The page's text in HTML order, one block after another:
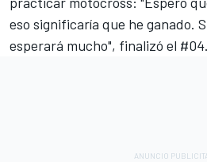
eso significaría que he ganado.
esperará mucho", finalizó el #04.